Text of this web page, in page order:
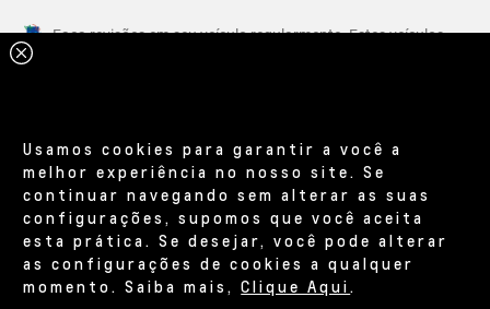
Usamos cookies para garantir a você a
melhor experiência no nosso site. Se
continuar navegando sem alterar as suas
configurações, supomos que você aceita
esta prática. Se desejar, você pode alterar
as configurações de cookies a qualquer
momento. Saiba mais,Clique Aqui.